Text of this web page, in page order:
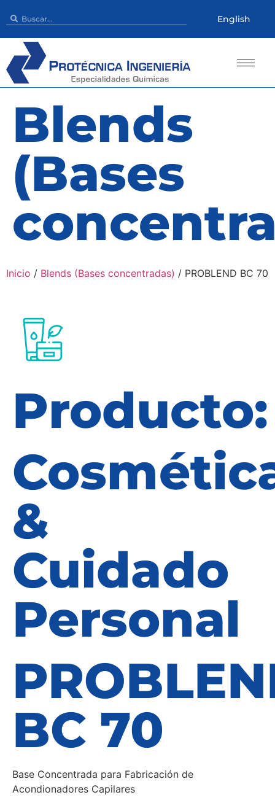
English
Blends
(Bases
Inicio / Blends (Bases concentradas) / PROBLEND BC 70
Producto:
&
Cuidado
Personal
BC 70
Base Concentrada para Fabricación de
Acondionadores Capilares